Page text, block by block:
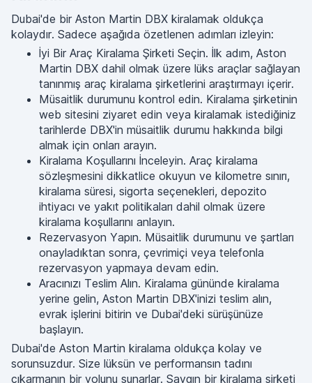
Dubai'de bir Aston Martin DBX kiralamak oldukça
kolaydır. Sadece aşağıda özetlenen adımları izleyin:
İyi Bir Araç Kiralama Şirketi Seçin. İlk adım, Aston
Martin DBX dahil olmak üzere lüks araçlar sağlayan
tanınmış araç kiralama şirketlerini araştırmayı içerir.
Müsaitlik durumunu kontrol edin. Kiralama şirketinin
web sitesini ziyaret edin veya kiralamak istediğiniz
tarihlerde DBX'in müsaitlik durumu hakkında bilgi
almak için onları arayın.
Kiralama Koşullarını İnceleyin. Araç kiralama
sözleşmesini dikkatlice okuyun ve kilometre sınırı,
kiralama süresi, sigorta seçenekleri, depozito
ihtiyacı ve yakıt politikaları dahil olmak üzere
kiralama koşullarını anlayın.
Rezervasyon Yapın. Müsaitlik durumunu ve şartları
onayladıktan sonra, çevrimiçi veya telefonla
rezervasyon yapmaya devam edin.
Aracınızı Teslim Alın. Kiralama gününde kiralama
yerine gelin, Aston Martin DBX'inizi teslim alın,
evrak işlerini bitirin ve Dubai'deki sürüşünüze
başlayın.
Dubai'de Aston Martin kiralama oldukça kolay ve
sorunsuzdur. Size lüksün ve performansın tadını
çıkarmanın bir yolunu sunarlar. Saygın bir kiralama şirketi